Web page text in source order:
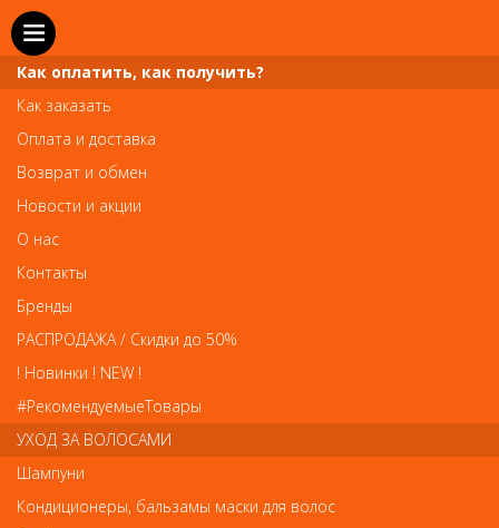
SEO
Как оплатить, как получить?
Как заказать
Оплата и доставка
Возврат и обмен
Новости и акции
О нас
Контакты
Бренды
РАСПРОДАЖА / Скидки до 50%
! Новинки ! NEW !
#РекомендуемыеТовары
УХОД ЗА ВОЛОСАМИ
Шампуни
Кондиционеры, бальзамы маски для волос